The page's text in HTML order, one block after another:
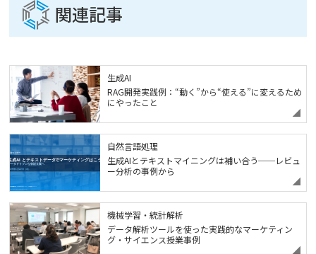
関連記事
生成AI
RAG開発実践例：“動く”から“使える”に変えるため
にやったこと
自然言語処理
生成AIとテキストマイニングは補い合う──レビュ
ー分析の事例から
機械学習・統計解析
データ解析ツールを使った実践的なマーケティン
グ・サイエンス授業事例